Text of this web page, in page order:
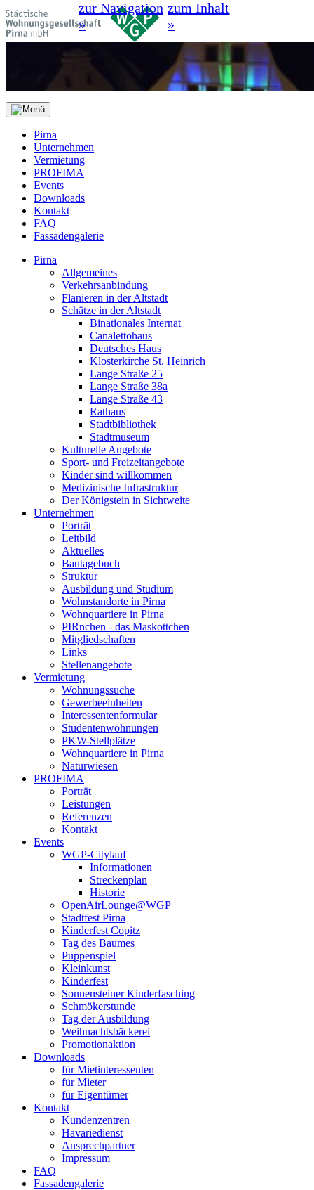
zur Navigation
»
zum Inhalt
»
Pirna
Unternehmen
Vermietung
PROFIMA
Events
Downloads
Kontakt
FAQ
Fassadengalerie
Pirna
Allgemeines
Verkehrsanbindung
Flanieren in der Altstadt
Schätze in der Altstadt
Binationales Internat
Canalettohaus
Deutsches Haus
Klosterkirche St. Heinrich
Lange Straße 25
Lange Straße 38a
Lange Straße 43
Rathaus
Stadtbibliothek
Stadtmuseum
Kulturelle Angebote
Sport- und Freizeitangebote
Kinder sind willkommen
Medizinische Infrastruktur
Der Königstein in Sichtweite
Unternehmen
Porträt
Leitbild
Aktuelles
Bautagebuch
Struktur
Ausbildung und Studium
Wohnstandorte in Pirna
Wohnquartiere in Pirna
PIRnchen - das Maskottchen
Mitgliedschaften
Links
Stellenangebote
Vermietung
Wohnungssuche
Gewerbeeinheiten
Interessentenformular
Studentenwohnungen
PKW-Stellplätze
Wohnquartiere in Pirna
Naturwiesen
PROFIMA
Porträt
Leistungen
Referenzen
Kontakt
Events
WGP-Citylauf
Informationen
Streckenplan
Historie
OpenAirLounge@WGP
Stadtfest Pirna
Kinderfest Copitz
Tag des Baumes
Puppenspiel
Kleinkunst
Kinderfest
Sonnensteiner Kinderfasching
Schmökerstunde
Tag der Ausbildung
Weihnachtsbäckerei
Promotionaktion
Downloads
für Mietinteressenten
für Mieter
für Eigentümer
Kontakt
Kundenzentren
Havariedienst
Ansprechpartner
Impressum
FAQ
Fassadengalerie